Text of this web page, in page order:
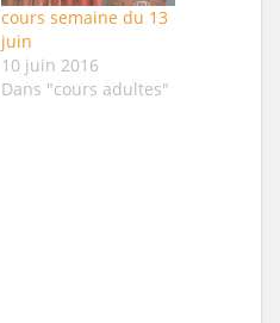
cours semaine du 13
juin
10 juin 2016
Dans "cours adultes"